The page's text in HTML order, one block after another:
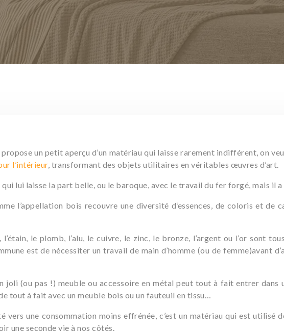
un petit aperçu d’un matériau qui laisse rarement indifférent, on
l’intérieur, transformant des objets utilitaires en véritables œuvres d’art.
lui laisse la part belle, ou le baroque, avec le travail du fer forgé, mais il
l’appellation bois recouvre une diversité d’essences, de coloris et de
le plomb, l’alu, le cuivre, le zinc, le bronze, l’argent ou l’or sont
est de nécessiter un travail de main d’homme (ou de femme)avant
joli (ou pas !) meuble ou accessoire en métal peut tout à fait entrer dans
tout à fait avec un meuble bois ou un fauteuil en tissu…
vers une consommation moins effrénée, c’est un matériau qui est
une seconde vie à nos côtés.